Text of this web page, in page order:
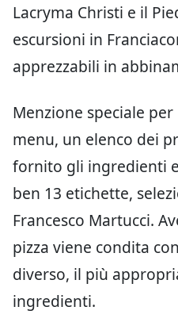
Lacryma Christi e il
escursioni in
apprezzabili in
Menzione speciale
menu, un elenco dei
fornito gli ingredienti
ben 13 etichette,
Francesco Martucci.
pizza viene condita
diverso, il più
ingredienti.